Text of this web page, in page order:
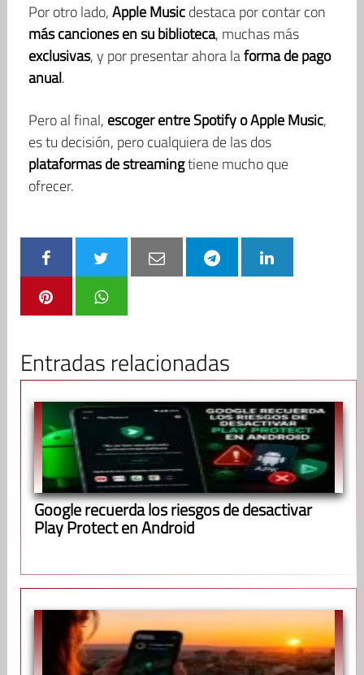
Por otro lado,Apple Musicdestaca por contar con
más canciones en su biblioteca, muchas más
exclusivas, y por presentar ahora laforma de pago
anual.
Pero al final, escoger entre Spotify o Apple Music,
es tu decisión, pero cualquiera de las dos
plataformas de streamingtiene mucho que
ofrecer.
Entradas relacionadas
Google recuerda los riesgos de desactivar
Play Protect en Android